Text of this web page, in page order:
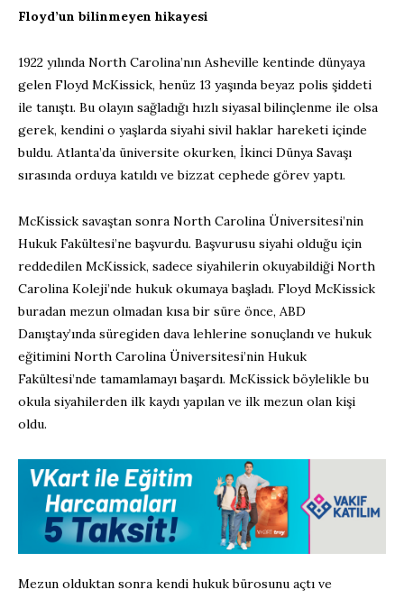
Floyd’un bilinmeyen hikayesi
1922 yılında North Carolina’nın Asheville kentinde dünyaya
gelen Floyd McKissick, henüz 13 yaşında beyaz polis şiddeti
ile tanıştı. Bu olayın sağladığı hızlı siyasal bilinçlenme ile olsa
gerek, kendini o yaşlarda siyahi sivil haklar hareketi içinde
buldu. Atlanta’da üniversite okurken, İkinci Dünya Savaşı
sırasında orduya katıldı ve bizzat cephede görev yaptı.
McKissick savaştan sonra North Carolina Üniversitesi’nin
Hukuk Fakültesi’ne başvurdu. Başvurusu siyahi olduğu için
reddedilen McKissick, sadece siyahilerin okuyabildiği North
Carolina Koleji’nde hukuk okumaya başladı. Floyd McKissick
buradan mezun olmadan kısa bir süre önce, ABD
Danıştay’ında süregiden dava lehlerine sonuçlandı ve hukuk
eğitimini North Carolina Üniversitesi’nin Hukuk
Fakültesi’nde tamamlamayı başardı. McKissick böylelikle bu
okula siyahilerden ilk kaydı yapılan ve ilk mezun olan kişi
oldu.
Mezun olduktan sonra kendi hukuk bürosunu açtı ve